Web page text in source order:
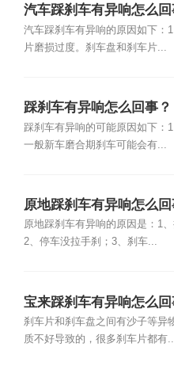
汽车踩刹车有异响怎么回
汽车踩刹车有异响的原因如下：
片磨损过度。刹车盘和刹车片...
踩刹车有异响怎么回事？
踩刹车有异响的可能原因如下：
一般新车磨合期刹车可能会有...
原地踩刹车有异响怎么回
原地踩刹车有异响的原因是：1
2、停车没拉手刹；3、刹车...
宝来踩刹车有异响怎么
刹车片和刹车盘之间有沙子等异
质不好导致的，很多刹车片都有